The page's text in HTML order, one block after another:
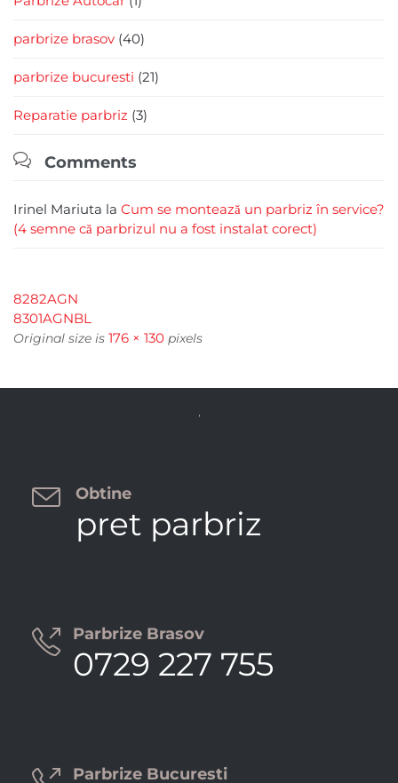
parbrize brasov (40)
parbrize bucuresti (21)
Reparatie parbriz (3)
 Comments
Irinel Mariuta la Cum se montează un parbriz în service?
(4 semne că parbrizul nu a fost instalat corect)
8282AGN
8301AGNBL
Original size is 176 × 130 pixels
 Obtine
pret parbriz
 Parbrize Brasov
0729 227 755
Parbrize Bucuresti